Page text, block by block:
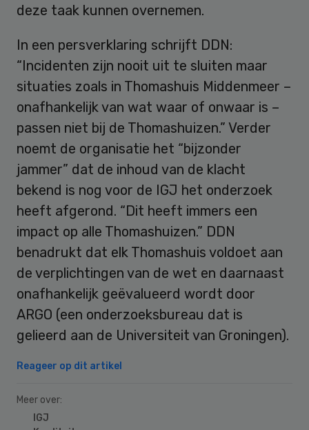
deze taak kunnen overnemen.
In een persverklaring schrijft DDN:
“Incidenten zijn nooit uit te sluiten maar
situaties zoals in Thomashuis Middenmeer –
onafhankelijk van wat waar of onwaar is –
passen niet bij de Thomashuizen.” Verder
noemt de organisatie het “bijzonder
jammer” dat de inhoud van de klacht
bekend is nog voor de IGJ het onderzoek
heeft afgerond. “Dit heeft immers een
impact op alle Thomashuizen.” DDN
benadrukt dat elk Thomashuis voldoet aan
de verplichtingen van de wet en daarnaast
onafhankelijk geëvalueerd wordt door
ARGO (een onderzoeksbureau dat is
gelieerd aan de Universiteit van Groningen).
Reageer op dit artikel
Meer over:
IGJ